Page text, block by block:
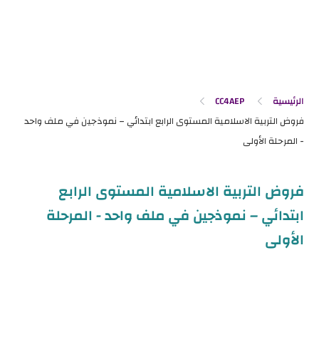
الرئيسية CC4AEP
فروض التربية الاسلامية المستوى الرابع
ابتدائي – نموذجين في ملف واحد - المرحلة
الأولى